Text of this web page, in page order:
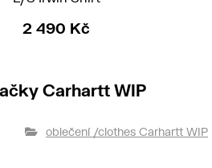
2 490 Kč
Carhartt WIP
oblečení /clothes Carhartt WIP